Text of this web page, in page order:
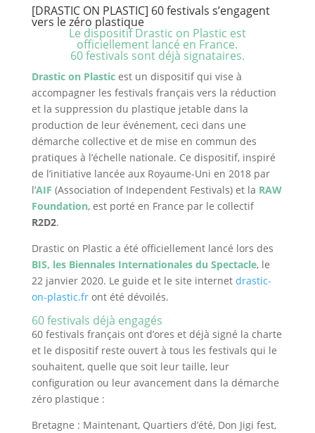
[DRASTIC ON PLASTIC] 60 festivals s’engagent
vers le zéro plastique
Le dispositif Drastic on Plastic est
officiellement lancé en France.
60 festivals sont déjà signataires.
Drastic on Plasticest un dispositif qui vise à
accompagner les festivals français vers la réduction
et la suppression du plastique jetable dans la
production de leur événement, ceci dans une
démarche collective et de mise en commun des
pratiques à l’échelle nationale. Ce dispositif, inspiré
de l’initiative lancée aux Royaume-Uni en 2018 par
l’AIF (Association of Independent Festivals) et la RAW
Foundation, est porté en France par le collectif
R2D2.
Drastic on Plastic a été officiellement lancé lors des
BIS, les Biennales Internationales du Spectacle, le
22 janvier 2020. Le guide et le site internet drastic-
on-plastic.front été dévoilés.
60 festivals déjà engagés
60 festivals français ont d’ores et déjà signé la charte
et le dispositif reste ouvert à tous les festivals qui le
souhaitent, quelle que soit leur taille, leur
configuration ou leur avancement dans la démarche
zéro plastique :
Bretagne : Maintenant, Quartiers d’été, Don Jigi fest,